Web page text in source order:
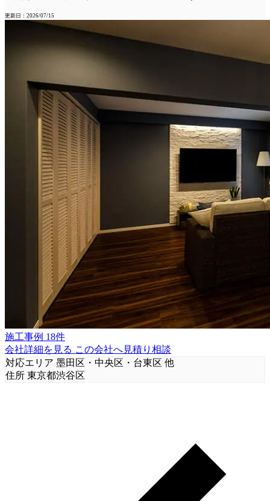
更新日：2026/07/15
施工事例 18件
会社詳細を見る この会社へ見積り相談
対応エリア 墨田区・中央区・台東区 他
住所 東京都渋谷区